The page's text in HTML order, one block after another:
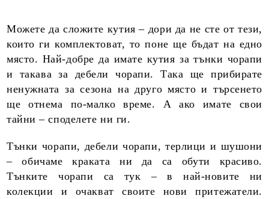
Можете да сложите кутия – дори да не сте от тези,
които ги комплектоват, то поне ще бъдат на едно
място. Най-добре да имате кутия за тънки чорапи
и такава за дебели чорапи. Така ще прибирате
ненужната за сезона на друго място и търсенето
ще отнема по-малко време. А ако имате свои
тайни – споделете ни ги.
Тънки чорапи, дебели чорапи, терлици и шушони
– обичаме краката ни да са обути красиво.
Тънките чорапи са тук – в най-новите ни
колекции и очакват своите нови притежатели.